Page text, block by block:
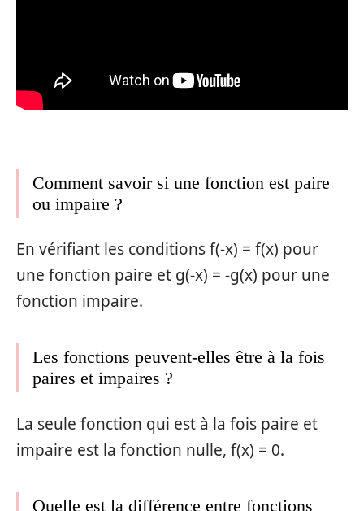
Comment savoir si une fonction est paire
ou impaire ?
En vérifiant les conditions f(-x) = f(x) pour
une fonction paire et g(-x) = -g(x) pour une
fonction impaire.
Les fonctions peuvent-elles être à la fois
paires et impaires ?
La seule fonction qui est à la fois paire et
impaire est la fonction nulle, f(x) = 0.
Quelle est la différence entre fonctions